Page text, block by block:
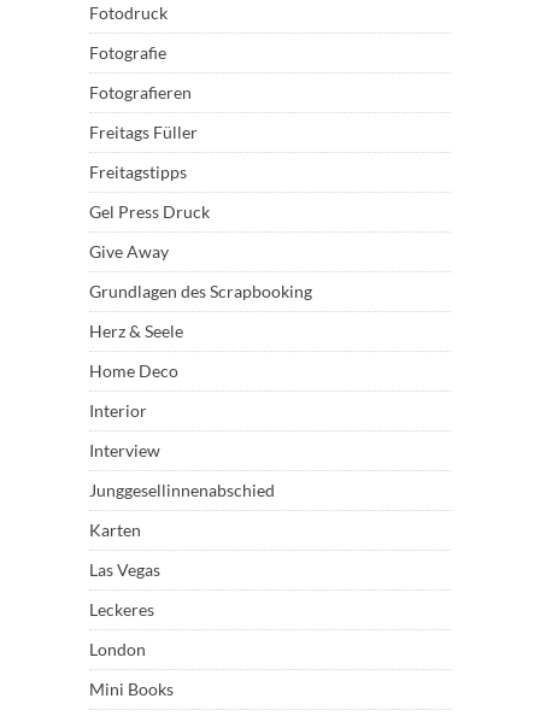
Fotodruck
Fotografie
Fotografieren
Freitags Füller
Freitagstipps
Gel Press Druck
Give Away
Grundlagen des Scrapbooking
Herz & Seele
Home Deco
Interior
Interview
Junggesellinnenabschied
Karten
Las Vegas
Leckeres
London
Mini Books